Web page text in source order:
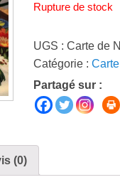
Rupture de stock
UGS : Carte de
Catégorie :
Partagé sur :
(0)